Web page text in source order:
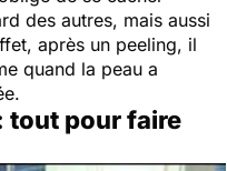
des autres, mais aussi
après un peeling, il
quand la peau a
tout pour faire